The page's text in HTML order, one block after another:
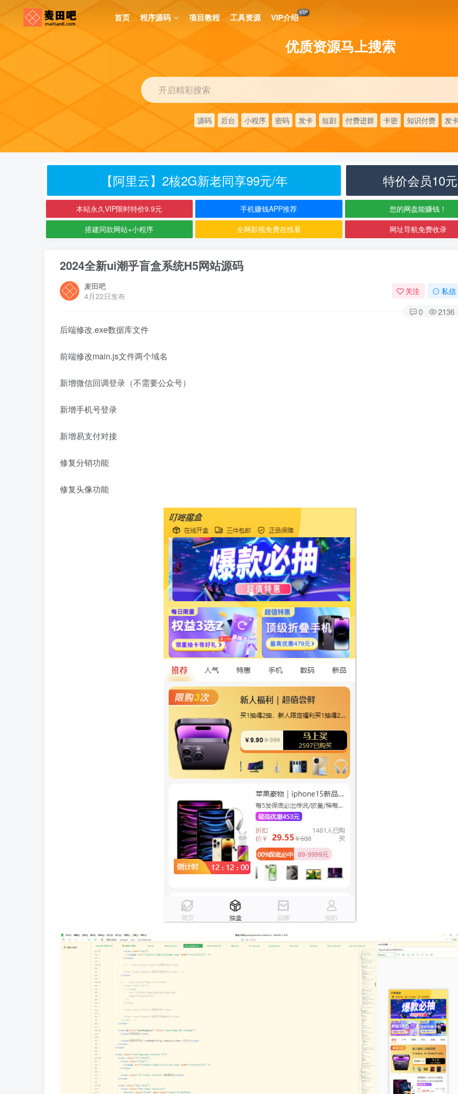
首页 程序源码 项目教程 工具资源 VIP介绍VIP
优质资源马上搜索
开启精彩搜索
源码 后台 小程序 密码 发卡 短剧 付费进群 卡密 知识付费 发
【阿里云】2核2G新老同享99元/年 特价会员10
本站永久VIP限时特价9.9元 手机赚钱APP推荐 您的网盘能赚钱！
搭建同款网站+小程序 全网影视免费在线看 网址导航免费收录
2024全新ui潮乎盲盒系统H5网站源码
麦田吧
4月22日发布
关注 私信
0 2136
后端修改.exe数据库文件
前端修改main.js文件两个域名
新增微信回调登录（不需要公众号）
新增手机号登录
新增易支付对接
修复分销功能
修复头像功能